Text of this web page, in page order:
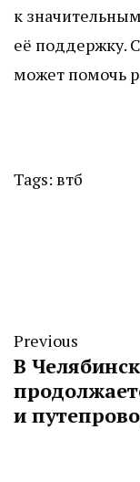
к
её поддержку.
может помочь
Tags: втб
Previous
В
и